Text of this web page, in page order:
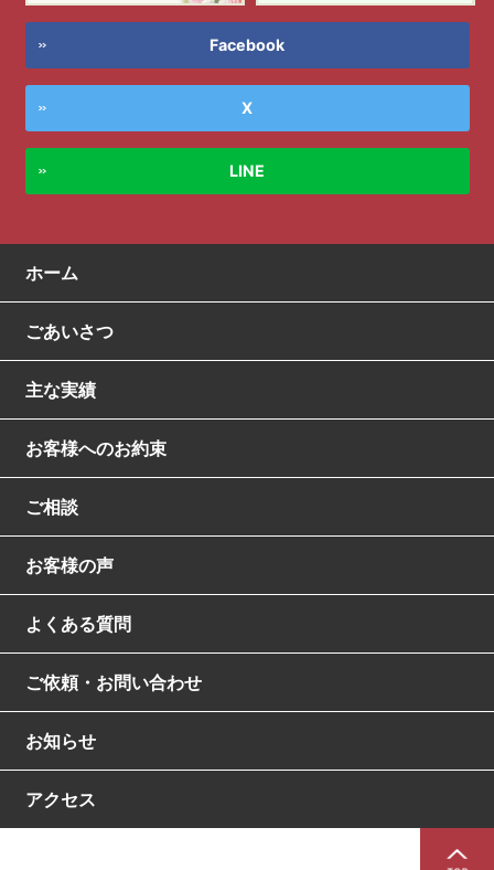
Facebook
X
LINE
ホーム
ごあいさつ
主な実績
お客様へのお約束
ご相談
お客様の声
よくある質問
ご依頼・お問い合わせ
お知らせ
アクセス